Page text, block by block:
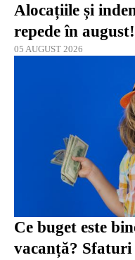
Alocațiile și
repede în
05 AUGUST 2026
Ce buget este
vacanță?